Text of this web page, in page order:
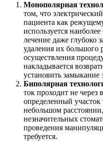
Монополярная
том, что
пациента как
используется
лечение даже глубоко
удаления их большого
осуществления
накладывается
установить замыкание
Биполярная
ток проходит не через
определенный участок
небольшом
незначительных
проведения
требуется.